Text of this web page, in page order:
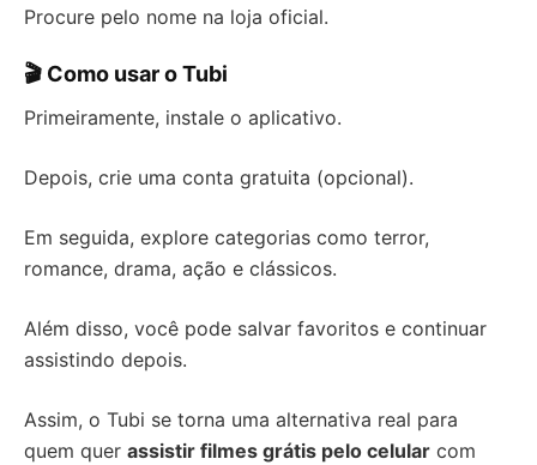
Procure pelo nome na loja oficial.
🎬 Como usar o Tubi
Primeiramente, instale o aplicativo.
Depois, crie uma conta gratuita (opcional).
Em seguida, explore categorias como terror,
romance, drama, ação e clássicos.
Além disso, você pode salvar favoritos e continuar
assistindo depois.
Assim, o Tubi se torna uma alternativa real para
quem quer assistir filmes grátis pelo celular com